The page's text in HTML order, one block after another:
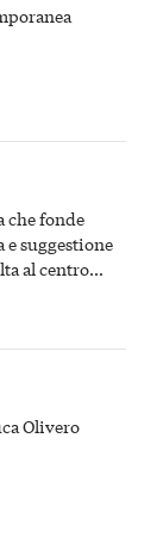
che fonde
suggestione
al centro
astigiano
Olivero